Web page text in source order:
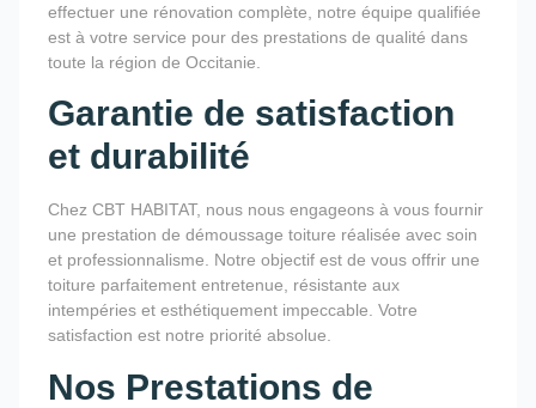
effectuer une rénovation complète, notre équipe qualifiée
est à votre service pour des prestations de qualité dans
toute la région de Occitanie.
Garantie de satisfaction
et durabilité
Chez CBT HABITAT, nous nous engageons à vous fournir
une prestation de démoussage toiture réalisée avec soin
et professionnalisme. Notre objectif est de vous offrir une
toiture parfaitement entretenue, résistante aux
intempéries et esthétiquement impeccable. Votre
satisfaction est notre priorité absolue.
Nos Prestations de